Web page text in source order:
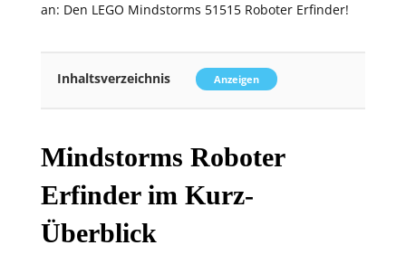
an: Den LEGO Mindstorms 51515 Roboter Erfinder!
Inhaltsverzeichnis Anzeigen
Mindstorms Roboter
Erfinder im Kurz-
Überblick